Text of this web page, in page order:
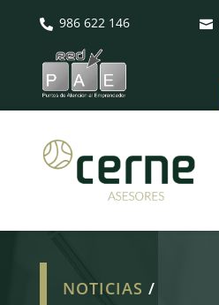
 986 622 146 
NOTICIAS /